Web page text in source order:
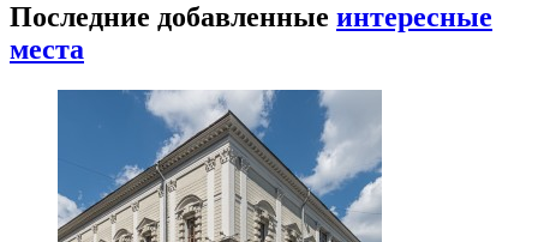
Последние добавленные интересные
места